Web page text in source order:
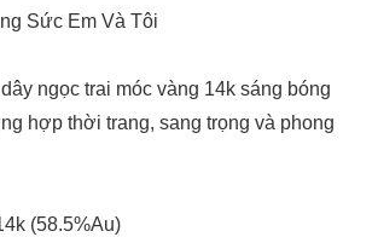
Sức Em Và Tôi
ngọc trai móc vàng 14k sáng bóng
hợp thời trang, sang trọng và phong
(58.5%Au)